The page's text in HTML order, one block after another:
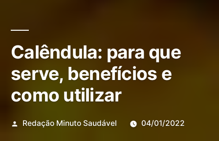
Calêndula: para que
serve, benefícios e
como utilizar
Redação Minuto Saudável 04/01/2022